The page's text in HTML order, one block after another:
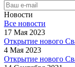
Новости
Все новости
17 Мая 2023
Открытие нового
4 Мая 2023
Открытие нового